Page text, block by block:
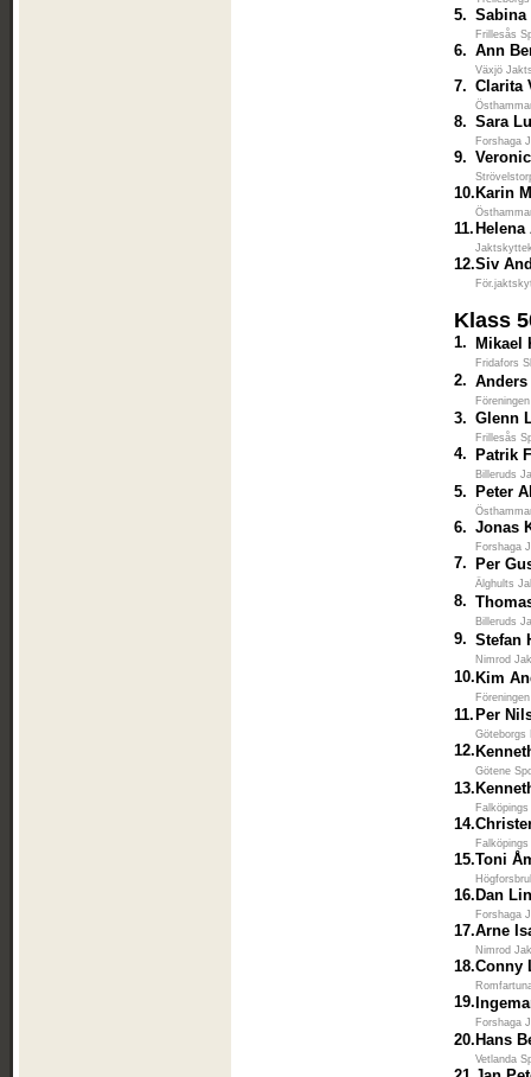
5. Sabina
Frillesås
6. Ann
Växjö
7. Clarita
8. Sara
Forshaga
9.
10. Karin
11.
12.Siv
Klass
1. Mikael
Fridafors
2.
3. Glenn
Frillesås
4. Patrik
Billeruds
5. Peter
6. Jonas
Forshaga
7. Per
Älghults
8.
Billeruds
9. Stefan
Nimrod
10. Kim
11. Per
Göteborgs
12.
Götene
13.
14.
15.Toni
16. Dan
Forshaga
17.Arne
Nimrod
18.Conny
19.
Forshaga
20. Hans
Vetlanda